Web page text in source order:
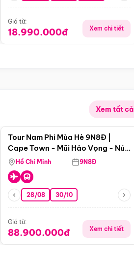
Giá từ:
18.990.000đ Xem chi tiết
Xem tất cả
Điểm nổi bật
Tour Nam Phi Mùa Hè 9N8Đ |
Cape Town - Mũi Hảo Vọng - Núi
Bàn - Johannesburg - Pretoria -
Safari - Lodge
Hồ Chí Minh 9N8Đ
28/08 30/10
Giá từ:
88.900.000đ Xem chi tiết